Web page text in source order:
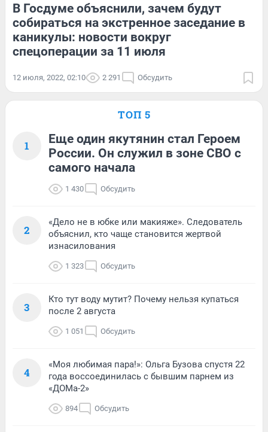
В Госдуме объяснили, зачем будут
собираться на экстренное заседание в
каникулы: новости вокруг
спецоперации за 11 июля
12 июля, 2022, 02:10 2 291 Обсудить
ТОП 5
1
Еще один якутянин стал Героем
России. Он служил в зоне СВО с
самого начала
1 430 Обсудить
2
«Дело не в юбке или макияже». Следователь
объяснил, кто чаще становится жертвой
изнасилования
1 323 Обсудить
3
Кто тут воду мутит? Почему нельзя купаться
после 2 августа
1 051 Обсудить
4
«Моя любимая пара!»: Ольга Бузова спустя 22
года воссоединилась с бывшим парнем из
«ДОМа-2»
894 Обсудить